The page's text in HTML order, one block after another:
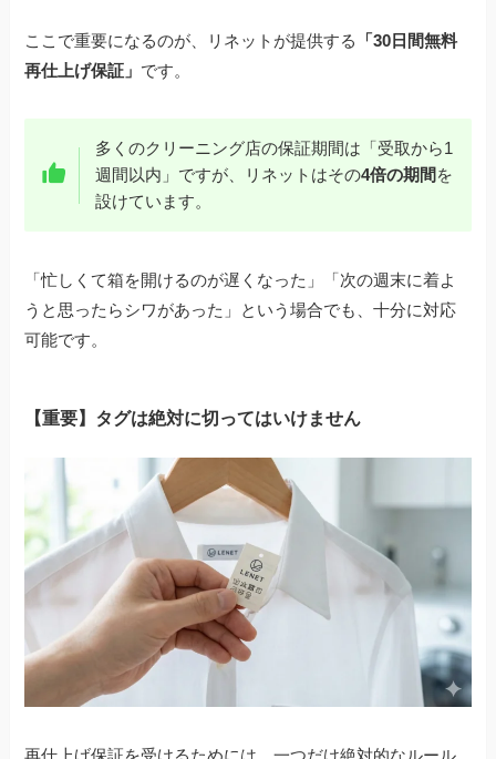
ここで重要になるのが、リネットが提供する
「30日間無料
再仕上げ保証」 です。
多くのクリーニング店の保証期間は「受取から1
週間以内」ですが、リネットはその4倍の期間 を
設けています。
「忙しくて箱を開けるのが遅くなった」「次の週末に着よ
うと思ったらシワがあった」という場合でも、十分に対応
可能です。
【重要】タグは絶対に切ってはいけません